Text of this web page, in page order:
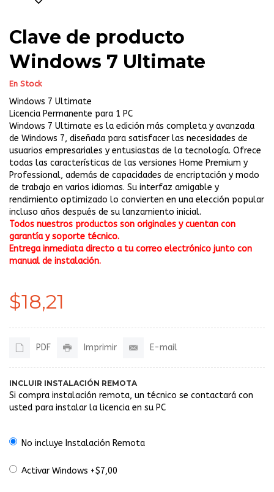
Clave de producto
Windows 7 Ultimate
En Stock
Windows 7 Ultimate
Licencia Permanente para 1 PC
Windows 7 Ultimate es la edición más completa y avanzada
de Windows 7, diseñada para satisfacer las necesidades de
usuarios empresariales y entusiastas de la tecnología. Ofrece
todas las características de las versiones Home Premium y
Professional, además de capacidades de encriptación y modo
de trabajo en varios idiomas. Su interfaz amigable y
rendimiento optimizado lo convierten en una elección popular
incluso años después de su lanzamiento inicial.
Todos nuestros productos son originales y cuentan con
garantía y soporte técnico.
Entrega inmediata directo a tu correo electrónico junto con
manual de instalación.
$18,21
PDF Imprimir E-mail
INCLUIR INSTALACIÓN REMOTA
Si compra instalación remota, un técnico se contactará con
usted para instalar la licencia en su PC
No incluye Instalación Remota
Activar Windows +$7,00